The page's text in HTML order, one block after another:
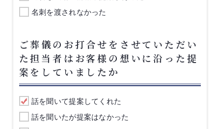
名刺を渡されなかった
ご葬儀のお打合せをさせていただい
た担当者はお客様の想いに沿った提
案をしていましたか
話を聞いて提案してくれた
話を聞いたが提案はなかった